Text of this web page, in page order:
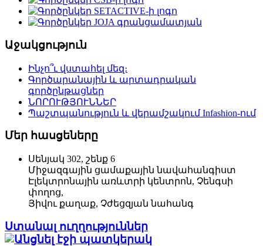
Աջակցություն
Ինչո՞ւ վստահել մեզ։
Գործարանային և արտադրական
գործընթացներ
ՆՈՐՈՒԹՅՈՒՆՆԵՐ
Պաշտպանություն և վերամշակում Infashion-ում
Մեր հասցեները
Սենյակ 302, շենք 6
Միջազգային ցամաքային նավահանգիստ
Էլեկտրոնային առևտրի կենտրոն, Չենգսի
փողոց,
Յիվու քաղաք, Չժեցզյան նահանգ
Ստանալ ուղղություններ